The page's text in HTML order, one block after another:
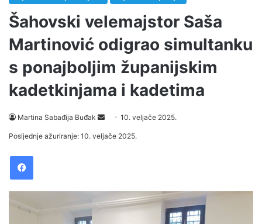
Šahovski velemajstor Saša
Martinović odigrao simultanku
s ponajboljim županijskim
kadetkinjama i kadetima
Martina Sabađija Buđak
e
10. veljače 2025.
Posljednje ažuriranje: 10. veljače 2025.